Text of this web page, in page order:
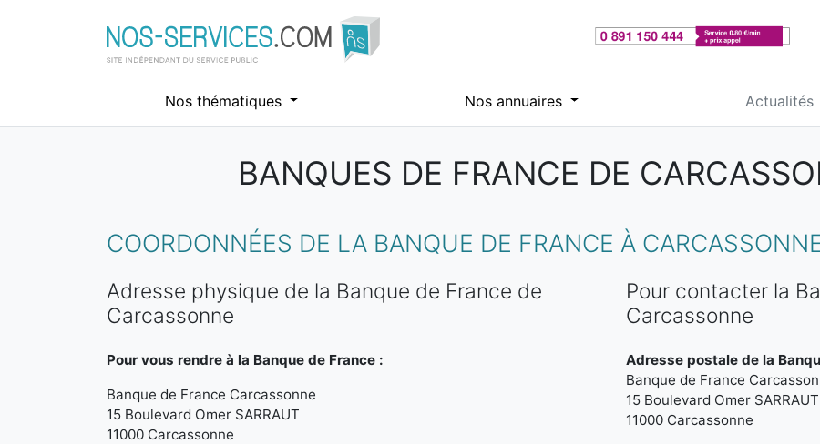
Nos thématiques Nos annuaires Actualités
BANQUES DE FRANCE DE
COORDONNÉES DE LA BANQUE DE FRANCE À
Adresse physique de la Banque de France de
Carcassonne
Pour vous rendre à la Banque de France :
Banque de France Carcassonne
15 Boulevard Omer SARRAUT
11000 Carcassonne
Pour contacter la
Carcassonne
Adresse postale de la
Banque de France
15 Boulevard Omer SARRAUT
11000 Carcassonne